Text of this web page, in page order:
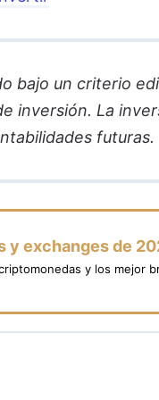
bajo un criterio
inversión. La
futuras.
y exchanges de
y los mejor